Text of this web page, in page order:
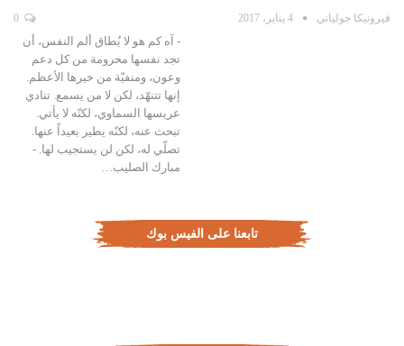
فيرونيكا جولياني 4 يناير، 2017
- آه كم هو لا يُطاق ألم النفس، أن
تجد نفسها محرومة من كل دعم
وعون، ومنفيّة من خيرها الأعظم.
إنها تتنهّد، لكن لا من يسمع. تنادي
عريسها السماوي، لكنّه لا يأتي.
تبحث عنه، لكنّه يطير بعيداً عنها.
تصلّي له، لكن لن يستجيب لها. -
مبارك الصليب…
تابعنا على الفيس بوك